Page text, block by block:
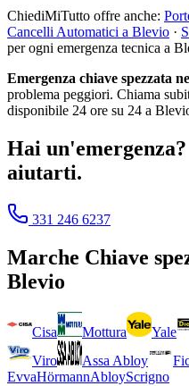
ChiediMiTutto offre anche:
Cancelli Automatici a Blevio ·
per ogni emergenza tecnica a
Emergenza chiave spezzata
problema peggiori. Chiama
disponibile 24 ore su 24 a
Hai
aiutarti.
331 246 6237
Marche Chiave
Blevio
Cisa Mottura Yale
Viro
Assa Abloy
EvvaHörmannAbloyScrigno